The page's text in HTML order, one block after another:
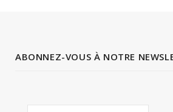
ABONNEZ-VOUS À NOTRE